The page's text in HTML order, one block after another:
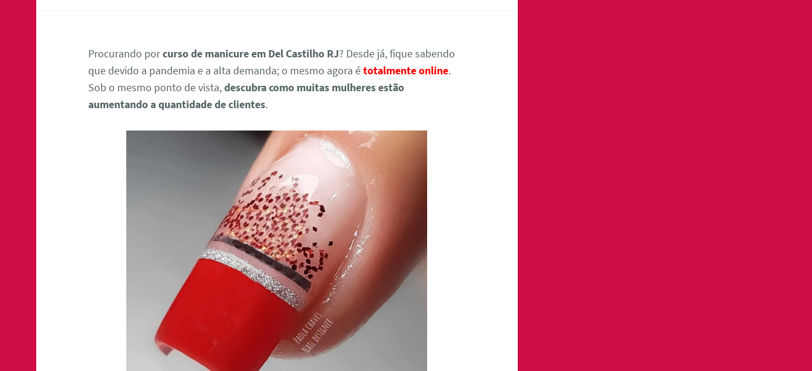
Procurando porcurso de manicure em Del Castilho RJ? Desde já, fique sabendo
que devido a pandemia e a alta demanda; o mesmo agora étotalmente online.
Sob o mesmo ponto de vista,descubra como muitas mulheres estão
aumentando a quantidade de clientes.